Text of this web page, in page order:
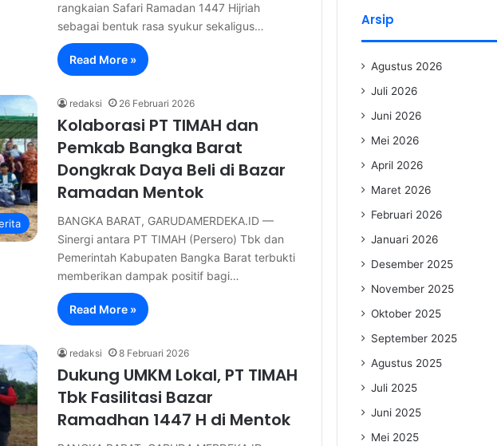
rangkaian Safari Ramadan 1447 Hijriah
sebagai bentuk rasa syukur sekaligus…
Read More »
redaksi 26 Februari 2026
Kolaborasi PT TIMAH dan
Pemkab Bangka Barat
Dongkrak Daya Beli di Bazar
Ramadan Mentok
BANGKA BARAT, GARUDAMERDEKA.ID —
Sinergi antara PT TIMAH (Persero) Tbk dan
Pemerintah Kabupaten Bangka Barat terbukti
memberikan dampak positif bagi…
Read More »
redaksi 8 Februari 2026
Dukung UMKM Lokal, PT TIMAH
Tbk Fasilitasi Bazar
Ramadhan 1447 H di Mentok
Arsip
Agustus 2026
Juli 2026
Juni 2026
Mei 2026
April 2026
Maret 2026
Februari 2026
Januari 2026
Desember 2025
November 2025
Oktober 2025
September 2025
Agustus 2025
Juli 2025
Juni 2025
Mei 2025